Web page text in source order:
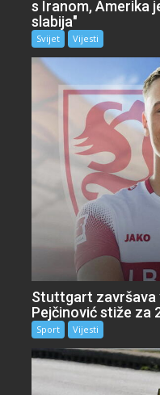
s Iranom, Amerika
slabija"
Svijet Vijesti
Stuttgart završava
Pejčinović stiže za
Sport Vijesti